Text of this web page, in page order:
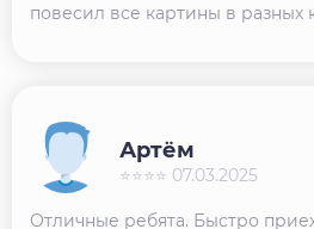
повесил все картины в разных
Отличные ребята. Быстро
Артём
⭐⭐⭐⭐ 07.03.2025